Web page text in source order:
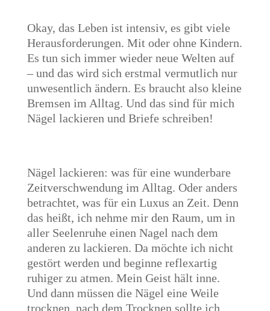
Okay, das Leben ist intensiv, es gibt viele
Herausforderungen. Mit oder ohne Kindern.
Es tun sich immer wieder neue Welten auf
– und das wird sich erstmal vermutlich nur
unwesentlich ändern. Es braucht also kleine
Bremsen im Alltag. Und das sind für mich
Nägel lackieren und Briefe schreiben!
Nägel lackieren: was für eine wunderbare
Zeitverschwendung im Alltag. Oder anders
betrachtet, was für ein Luxus an Zeit. Denn
das heißt, ich nehme mir den Raum, um in
aller Seelenruhe einen Nagel nach dem
anderen zu lackieren. Da möchte ich nicht
gestört werden und beginne reflexartig
ruhiger zu atmen. Mein Geist hält inne.
Und dann müssen die Nägel eine Weile
trocknen, nach dem Trocknen sollte ich